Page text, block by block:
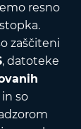
resno
zaščiteni
, datoteke
in so